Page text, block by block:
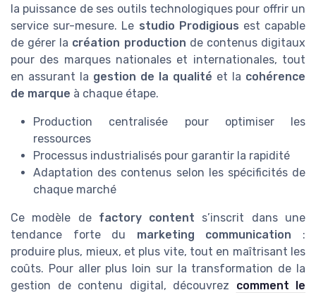
la puissance de ses outils technologiques pour offrir un
service sur-mesure. Le studio Prodigious est capable
de gérer la création production de contenus digitaux
pour des marques nationales et internationales, tout
en assurant la gestion de la qualité et la cohérence
de marque à chaque étape.
Production centralisée pour optimiser les
ressources
Processus industrialisés pour garantir la rapidité
Adaptation des contenus selon les spécificités de
chaque marché
Ce modèle de factory content s’inscrit dans une
tendance forte du marketing communication :
produire plus, mieux, et plus vite, tout en maîtrisant les
coûts. Pour aller plus loin sur la transformation de la
gestion de contenu digital, découvrez comment le